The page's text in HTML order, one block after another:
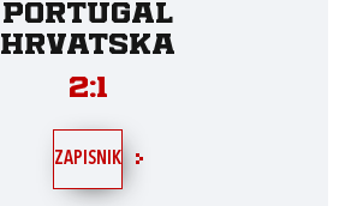
Portugal
Hrvatska
2:1
ZAPISNIK